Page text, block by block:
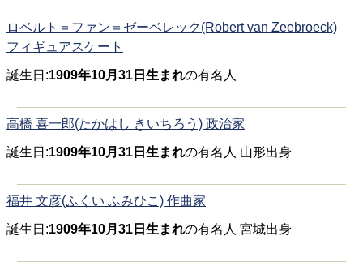
ロベルト＝ファン＝ゼーベレック(Robert van Zeebroeck)
フィギュアスケート
誕生日:1909年10月31日生まれの有名人
高橋 喜一郎(たかはし きいちろう) 政治家
誕生日:1909年10月31日生まれの有名人 山形出身
福井 文彦(ふくい ふみひこ) 作曲家
誕生日:1909年10月31日生まれの有名人 宮城出身